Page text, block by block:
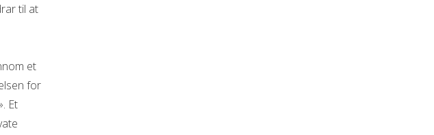
til at
et
for
Et